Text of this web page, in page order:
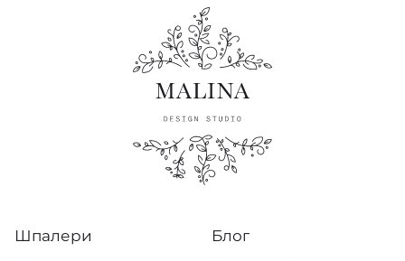
Шпалери
Блог